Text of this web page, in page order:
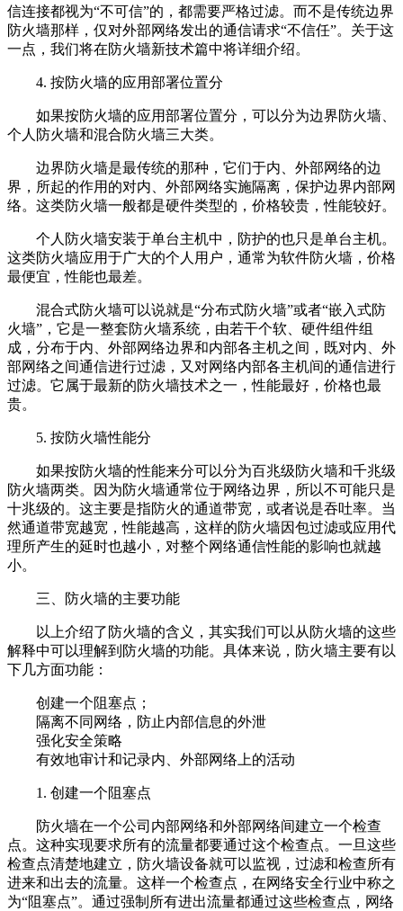
信连接都视为“不可信”的，都需要严格过滤。而不是传统边界
防火墙那样，仅对外部网络发出的通信请求“不信任”。关于这
一点，我们将在防火墙新技术篇中将详细介绍。
4. 按防火墙的应用部署位置分
如果按防火墙的应用部署位置分，可以分为边界防火墙、
个人防火墙和混合防火墙三大类。
边界防火墙是最传统的那种，它们于内、外部网络的边
界，所起的作用的对内、外部网络实施隔离，保护边界内部网
络。这类防火墙一般都是硬件类型的，价格较贵，性能较好。
个人防火墙安装于单台主机中，防护的也只是单台主机。
这类防火墙应用于广大的个人用户，通常为软件防火墙，价格
最便宜，性能也最差。
混合式防火墙可以说就是“分布式防火墙”或者“嵌入式防
火墙”，它是一整套防火墙系统，由若干个软、硬件组件组
成，分布于内、外部网络边界和内部各主机之间，既对内、外
部网络之间通信进行过滤，又对网络内部各主机间的通信进行
过滤。它属于最新的防火墙技术之一，性能最好，价格也最
贵。
5. 按防火墙性能分
如果按防火墙的性能来分可以分为百兆级防火墙和千兆级
防火墙两类。因为防火墙通常位于网络边界，所以不可能只是
十兆级的。这主要是指防火的通道带宽，或者说是吞吐率。当
然通道带宽越宽，性能越高，这样的防火墙因包过滤或应用代
理所产生的延时也越小，对整个网络通信性能的影响也就越
小。
三、防火墙的主要功能
以上介绍了防火墙的含义，其实我们可以从防火墙的这些
解释中可以理解到防火墙的功能。具体来说，防火墙主要有以
下几方面功能：
创建一个阻塞点；
隔离不同网络，防止内部信息的外泄
强化安全策略
有效地审计和记录内、外部网络上的活动
1. 创建一个阻塞点
防火墙在一个公司内部网络和外部网络间建立一个检查
点。这种实现要求所有的流量都要通过这个检查点。一旦这些
检查点清楚地建立，防火墙设备就可以监视，过滤和检查所有
进来和出去的流量。这样一个检查点，在网络安全行业中称之
为“阻塞点”。通过强制所有进出流量都通过这些检查点，网络